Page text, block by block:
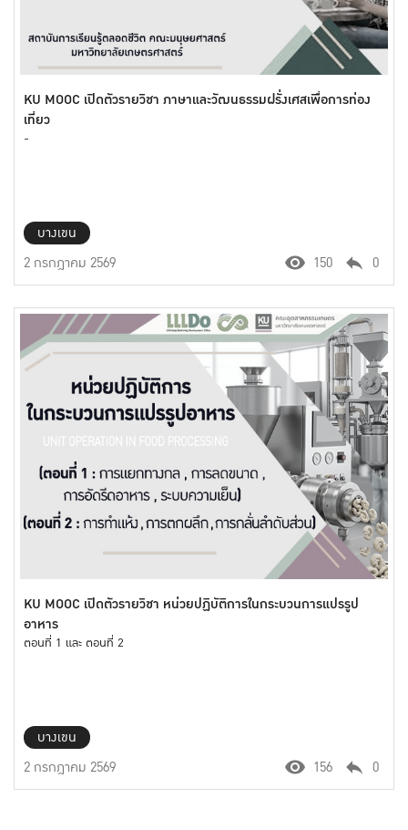
KU MOOC เปิดตัวรายวิชา ภาษาและวัฒนธรรมฝรั่งเศสเพื่อการท่อง
เที่ยว
-
บางเขน
2 กรกฎาคม 2569
150 0
KU MOOC เปิดตัวรายวิชา หน่วยปฏิบัติการในกระบวนการแปรรูป
อาหาร
ตอนที่ 1 และ ตอนที่ 2
บางเขน
2 กรกฎาคม 2569
156 0